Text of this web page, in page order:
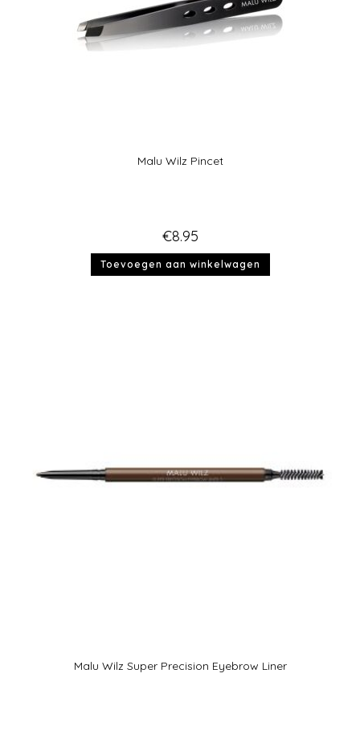
Malu Wilz Pincet
€8.95
Toevoegen aan winkelwagen
Malu Wilz Super Precision Eyebrow Liner